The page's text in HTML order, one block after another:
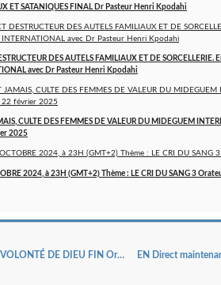
ET SATANIQUES FINAL Dr Pasteur Henri Kpodahi
DES AUTELS FAMILIAUX ET DE
avec Dr Pasteur Henri Kpodahi
CULTE DES FEMMES DE VALEUR DU MIDEGUEM
2025
2024, à 23H (GMT+2) Thème : LE CRI DU SANG 3
EN LIVE MAINTENANT, LA VOLONTÉ DE DIEU FIN Orateur : Dr Pasteur Henri Kpodahi